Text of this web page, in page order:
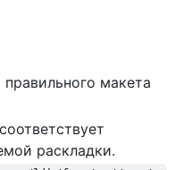
макета
раскладки.